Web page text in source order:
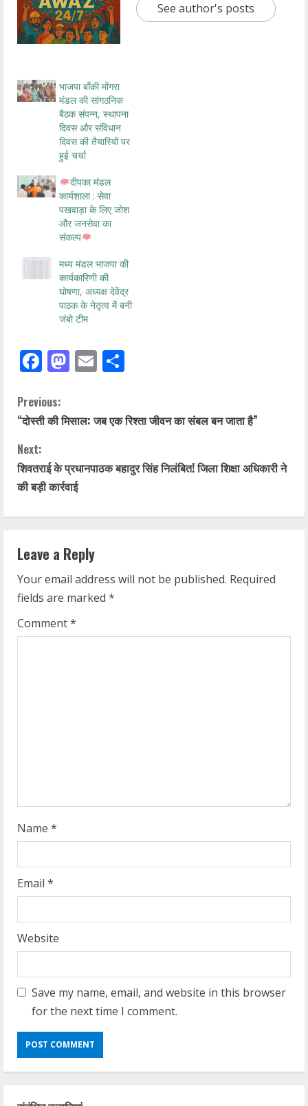
See author's posts
भाजपा बाँकी मोंगरा
मंडल की सांगठनिक
बैठक संपन्न, स्थापना
दिवस और संविधान
दिवस की तैयारियों पर
हुई चर्चा
दीपका मंडल
कार्यशाला : सेवा
पखवाड़ा के लिए जोश
और जनसेवा का
संकल्प
मध्य मंडल भाजपा की
कार्यकारिणी की
घोषणा, अध्यक्ष देवेंद्र
पाठक के नेतृत्व में बनी
जंबो टीम
Facebook
Mastodon
Email
Previous:
“दोस्ती की मिसाल: जब एक रिश्ता जीवन का संबल बन जाता है”
Next:
शिवतराई के प्रधानपाठक बहादुर सिंह निलंबित! जिला शिक्षा अधिकारी ने
की बड़ी कार्रवाई
Leave a Reply
Your email address will not be published. Required
fields are marked *
Comment*
Name *
Email *
Website
Save my name, email, and website in this browser
for the next time I comment.